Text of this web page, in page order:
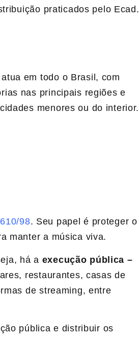
praticados pelo Ecad.
em todo o Brasil, com
nas principais regiões e
m​enores ou do interior.
98. Seu papel é proteger o
manter a música viva.
há a execução pública –
restaurantes, casas de
de streaming, entre
pública e distribuir os